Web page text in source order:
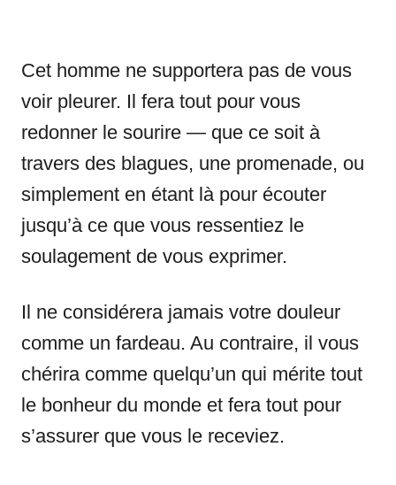
Cet homme ne supportera pas de vous
voir pleurer. Il fera tout pour vous
redonner le sourire — que ce soit à
travers des blagues, une promenade, ou
simplement en étant là pour écouter
jusqu’à ce que vous ressentiez le
soulagement de vous exprimer.
Il ne considérera jamais votre douleur
comme un fardeau. Au contraire, il vous
chérira comme quelqu’un qui mérite tout
le bonheur du monde et fera tout pour
s’assurer que vous le receviez.